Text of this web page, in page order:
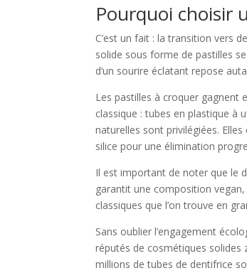
Pourquoi choisir
C’est un fait : la transition vers
solide sous forme de pastilles
d’un sourire éclatant repose
Les pastilles à croquer gagnent
classique : tubes en plastique à
naturelles sont privilégiées.
silice pour une élimination
Il est important de noter que le
garantit une composition
classiques que l’on trouve en
Sans oublier l’engagement
réputés de cosmétiques solides
millions de tubes de dentifrice